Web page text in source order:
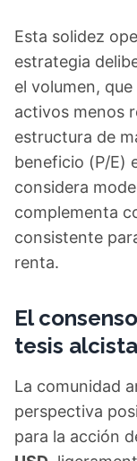
Esta solidez
estrategia
el volumen,
activos menos
estructura de
beneficio (P/E)
considera
complementa
consistente
renta.
El
tesis alcista
La comunidad
perspectiva
para la acción